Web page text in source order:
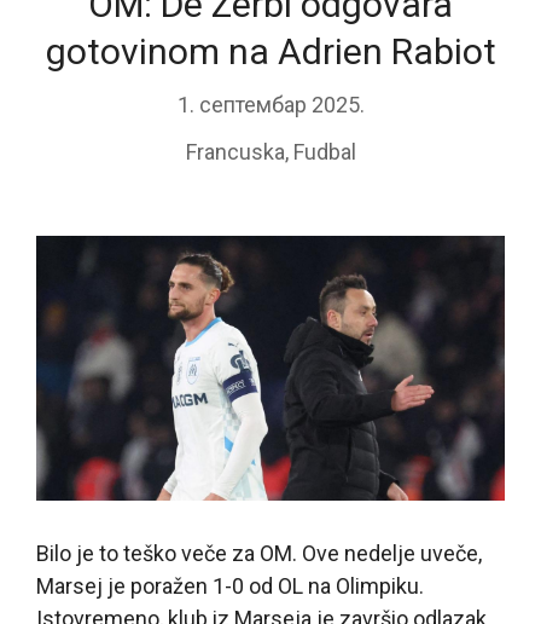
gotovinom na Adrien Rabiot
1. септембар 2025.
Francuska, Fudbal
Bilo je to teško veče za OM. Ove nedelje uveče,
Marsej je poražen 1-0 od OL na Olimpiku.
Istovremeno, klub iz Marseja je završio odlazak